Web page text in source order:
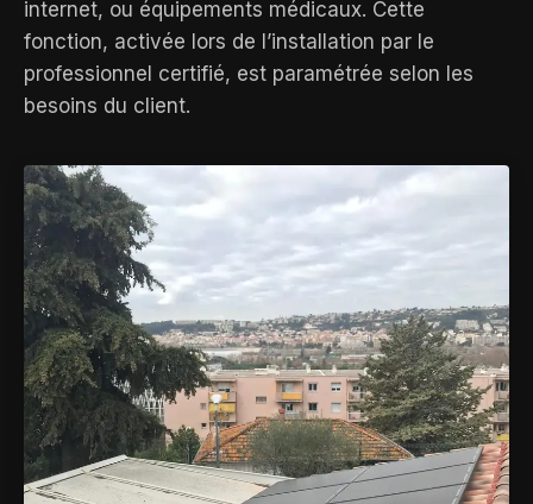
internet, ou équipements médicaux. Cette
fonction, activée lors de l’installation par le
professionnel certifié, est paramétrée selon les
besoins du client.